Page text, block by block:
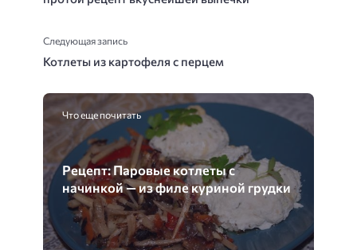
Следующая запись
Котлеты из картофеля с перцем
Что еще почитать
Рецепт: Паровые котлеты с
начинкой — из филе куриной грудки